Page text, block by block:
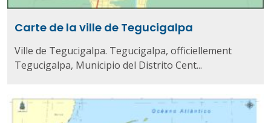
Carte de la ville de Tegucigalpa
Ville de Tegucigalpa. Tegucigalpa, officiellement
Tegucigalpa, Municipio del Distrito Cent...